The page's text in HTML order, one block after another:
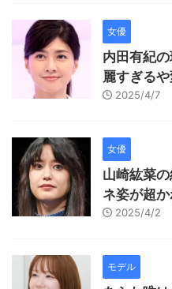
女優
内田有紀
麗すぎる
2025/4/7
女優
山崎紘菜
ネ姿が超
2025/4/2
モデル